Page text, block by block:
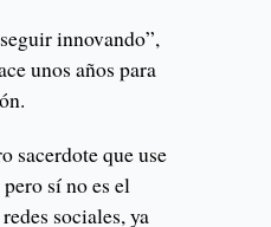
innovando”,
unos años para
sacerdote que use
sí no es el
sociales, ya